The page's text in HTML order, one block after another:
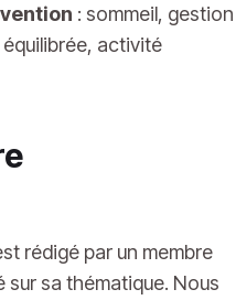
: sommeil, gestion
activité
rédigé par un membre
sur sa thématique. Nous